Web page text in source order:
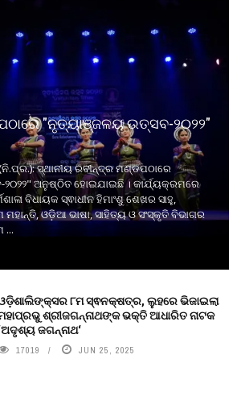
"ନୃତ୍ୟାଞ୍ଜଳୟ ଉତ୍ସବ-୨୦୨୨"
ସ୍ଥାନୀୟ ରବୀନ୍ଦ୍ର ମଣ୍ଡପଠାରେ
ଅନୁଷ୍ଠିତ ହୋଇଯାଇଛି । କାର୍ଯ୍ୟକ୍ରମରେ
ବିଧାୟକ ସ୍ଵାଧୀନ ହିମାଂଶୁ ଶେଖର ସାହୁ,
ଓଡ଼ିଆ ଭାଷା, ସାହିତ୍ୟ ଓ ସଂସ୍କୃତି ବିଭାଗର
...
୮ମ ସ୍ଵନକ୍ଷତ୍ର, ଲୁହରେ ଭିଜାଇଲା
ଶ୍ରୀଜଗନ୍ନାଥଙ୍କ ଭକ୍ତି ଆଧାରିତ ନାଟକ
ଜଗନ୍ନାଥ‘
17019 JUN 25, 2025